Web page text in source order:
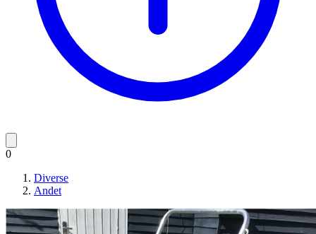
0
Diverse
Andet